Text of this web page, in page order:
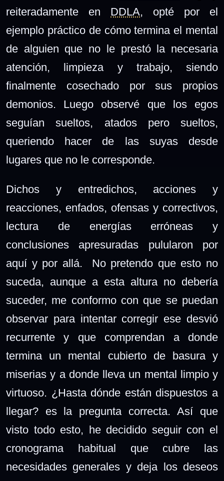
reiteradamente en DDLA, opté por el
ejemplo práctico de cómo termina el mental
de alguien que no le prestó la necesaria
atención, limpieza y trabajo, siendo
finalmente cosechado por sus propios
demonios. Luego observé que los egos
seguían sueltos, atados pero sueltos,
queriendo hacer de las suyas desde
lugares que no le corresponde.
Dichos y entredichos, acciones y
reacciones, enfados, ofensas y correctivos,
lectura de energías erróneas y
conclusiones apresuradas pulularon por
aquí y por allá.
No pretendo que esto no
suceda, aunque a esta altura no debería
suceder, me conformo con que se puedan
observar para intentar corregir ese desvió
recurrente y que comprendan a donde
termina un mental cubierto de basura y
miserias y a donde lleva un mental limpio y
virtuoso. ¿Hasta dónde están dispuestos a
llegar? es la pregunta correcta. Así que
visto todo esto, he decidido seguir con el
cronograma habitual que cubre las
necesidades generales y deja los deseos